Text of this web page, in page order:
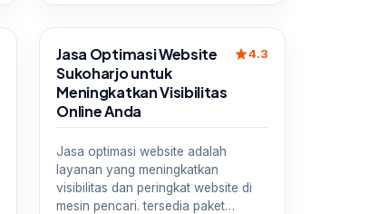
Sale
Jasa Optimasi Website
Sukoharjo untuk
Meningkatkan Visibilitas
Online Anda
star4.3
Jasa optimasi website adalah
layanan yang meningkatkan
visibilitas dan peringkat website di
mesin pencari. tersedia paket…